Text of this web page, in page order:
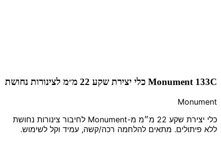
Monument 133C כלי יצירת שקע 22 מ״מ לצינורות נחושת
Monument
כלי יצירת שקע 22 מ״מ מ-Monument לחיבור צינורות נחושת
ללא פיתולים. מתאים להלחמה רכה/קשה, עמיד וקל לשימוש.